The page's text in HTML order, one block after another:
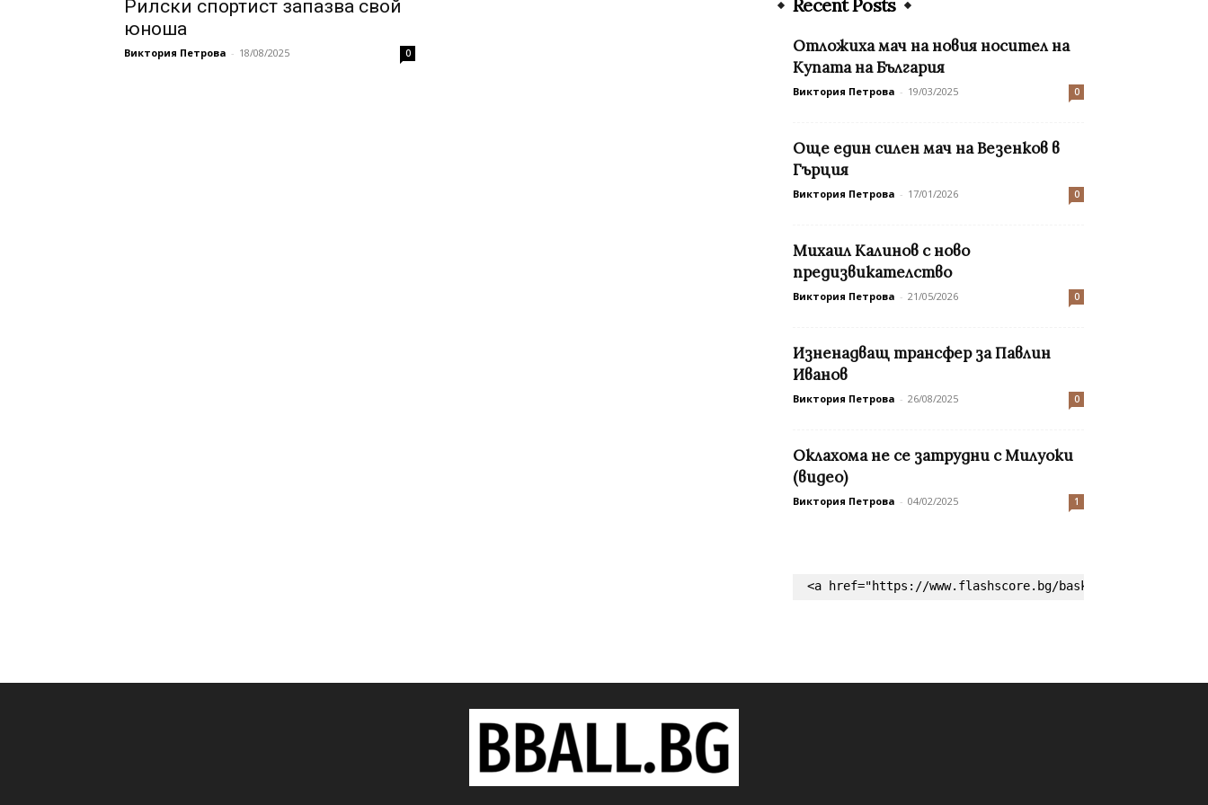
Рилски спортист запазва свой
юноша
Виктория Петрова - 18/08/2025 0
Recent Posts
Oтложиха мач на новия носител на
Купата на България
Виктория Петрова - 19/03/2025 0
Още един силен мач на Везенков в
Гърция
Виктория Петрова - 17/01/2026 0
Михаил Калинов с ново
предизвикателство
Виктория Петрова - 21/05/2026 0
Изненадващ трансфер за Павлин
Иванов
Виктория Петрова - 26/08/2025 0
Оклахома не се затрудни с Милуоки
(видео)
Виктория Петрова - 04/02/2025 1
<a href="https://www.flashscore.bg/basketball/"